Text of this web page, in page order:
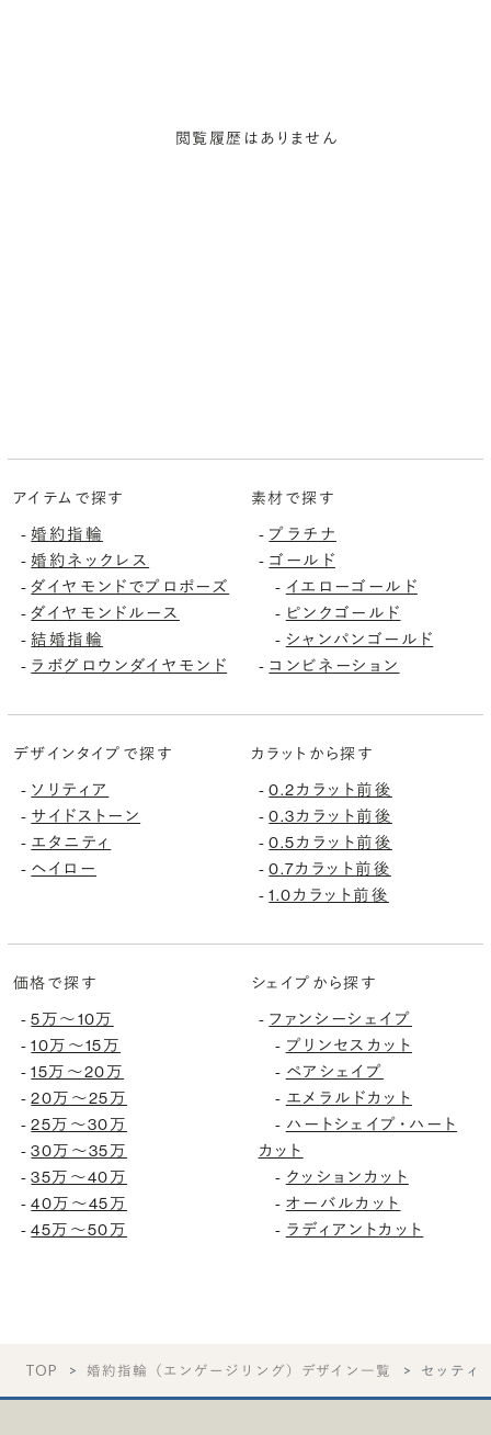
閲覧履歴はありません
アイテムで探す
-婚約指輪
-婚約ネックレス
-ダイヤモンドでプロポーズ
-ダイヤモンドルース
-結婚指輪
- ラボグロウンダイヤモンド
素材で探す
- プラチナ
- ゴールド
- イエローゴールド
- ピンクゴールド
- シャンパンゴールド
- コンビネーション
デザインタイプで探す
- ソリティア
- サイドストーン
- エタニティ
- ヘイロー
カラットから探す
-0.2カラット前後
-0.3カラット前後
-0.5カラット前後
-0.7カラット前後
-1.0カラット前後
価格で探す
-5万〜10万
-10万〜15万
-15万〜20万
-20万〜25万
-25万〜30万
-30万〜35万
-35万〜40万
-40万〜45万
-45万〜50万
シェイプから探す
- ファンシーシェイプ
- プリンセスカット
- ペアシェイプ
- エメラルドカット
- ハートシェイプ・ハート
カット
- クッションカット
- オーバルカット
- ラディアントカット
TOP 婚約指輪（エンゲージリング）デザイン一覧 セッティ